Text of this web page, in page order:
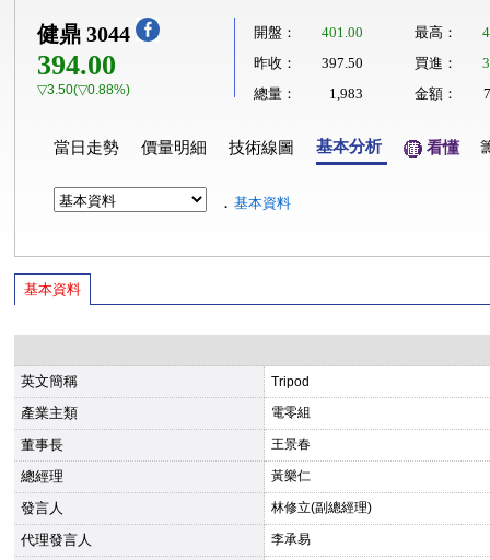
健鼎 3044
394.00
▽3.50(▽0.88%)
開盤： 401.00 最高：
昨收：
397.50 買進：
總量：
1,983 金額：
當日走勢 價量明細 技術線圖 基本分析 看懂
． 基本資料
基本資料
英文簡稱 Tripod
產業主類 電零組
董事長 王景春
總經理 黃樂仁
發言人 林修立(副總經理)
代理發言人 李承易